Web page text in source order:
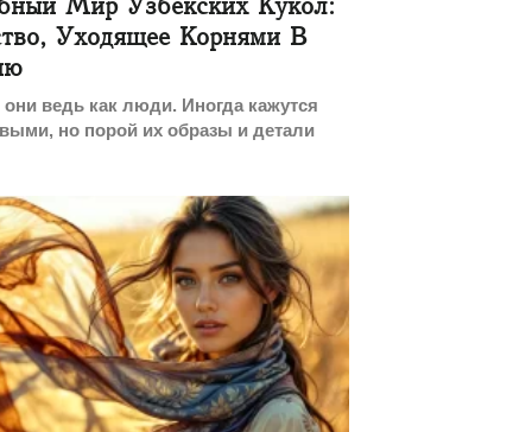
Мир Узбекских Кукол:
Уходящее Корнями В
ведь как люди. Иногда кажутся
но порой их образы и детали